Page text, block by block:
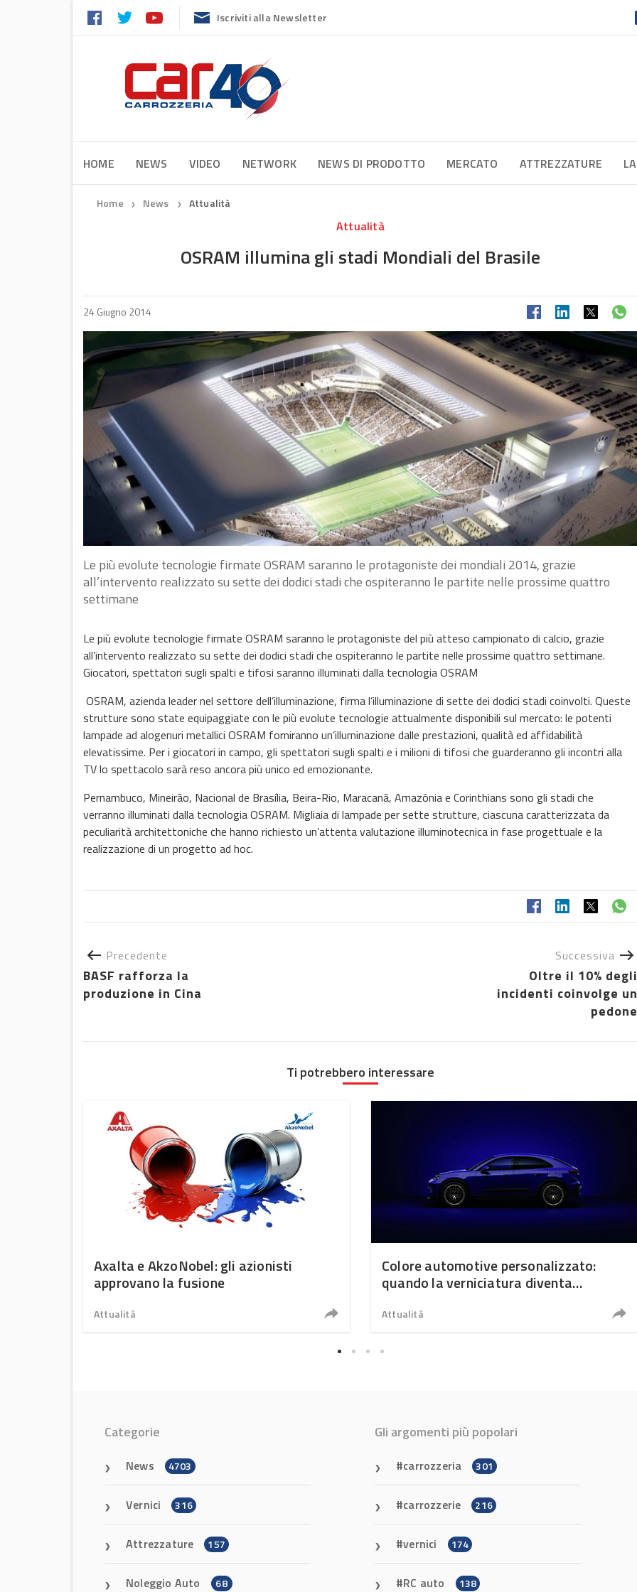
Iscriviti alla Newsletter
HOME NEWS VIDEO NETWORK NEWS DI PRODOTTO MERCATO ATTREZZATURE
Home ❯ News ❯ Attualità
Attualità
OSRAM illumina gli stadi Mondiali del Brasile
24 Giugno 2014
Le più evolute tecnologie firmate OSRAM saranno le protagoniste dei mondiali 2014, grazie
all’intervento realizzato su sette dei dodici stadi che ospiteranno le partite nelle prossime quattro
settimane
Le più evolute tecnologie firmate OSRAM saranno le protagoniste del più atteso campionato di calcio, grazie
all’intervento realizzato su sette dei dodici stadi che ospiteranno le partite nelle prossime quattro settimane.
Giocatori, spettatori sugli spalti e tifosi saranno illuminati dalla tecnologia OSRAM
OSRAM, azienda leader nel settore dell’illuminazione, firma l’illuminazione di sette dei dodici stadi coinvolti. Queste
strutture sono state equipaggiate con le più evolute tecnologie attualmente disponibili sul mercato: le potenti
lampade ad alogenuri metallici OSRAM forniranno un’illuminazione dalle prestazioni, qualità ed affidabilità
elevatissime. Per i giocatori in campo, gli spettatori sugli spalti e i milioni di tifosi che guarderanno gli incontri alla
TV lo spettacolo sarà reso ancora più unico ed emozionante.
Pernambuco, Mineirão, Nacional de Brasília, Beira-Rio, Maracanã, Amazônia e Corinthians sono gli stadi che
verranno illuminati dalla tecnologia OSRAM. Migliaia di lampade per sette strutture, ciascuna caratterizzata da
peculiarità architettoniche che hanno richiesto un’attenta valutazione illuminotecnica in fase progettuale e la
realizzazione di un progetto ad hoc.
Precedente
BASF rafforza la
produzione in Cina
Successiva
Oltre il 10% degli
incidenti coinvolge un
pedone
Ti potrebbero interessare
Axalta e AkzoNobel: gli azionisti
approvano la fusione
Attualità
Colore automotive personalizzato:
quando la verniciatura diventa
Attualità
Categorie
News 4703
Vernici 316
Attrezzature 157
Noleggio Auto 68
Gli argomenti più popolari
carrozzeria 301
carrozzerie 216
vernici 174
RC auto 138